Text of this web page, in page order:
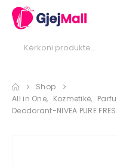
Shop
All in One, Kozmetikë,
Deodorant-NIVEA PURE